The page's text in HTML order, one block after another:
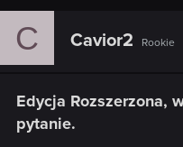
C Cavior2 Rookie
Edycja Rozszerzona,
pytanie.